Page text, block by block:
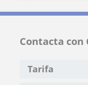
Contacta con
Tarifa